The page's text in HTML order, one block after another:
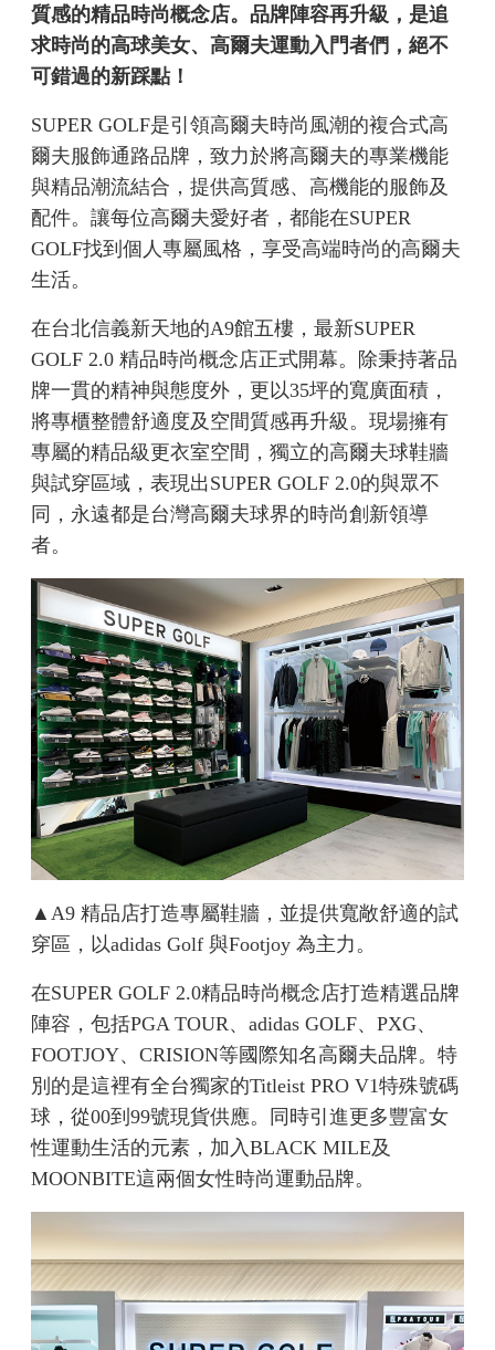
質感的精品時尚概念店。品牌陣容再升級，是追
求時尚的高球美女、高爾夫運動入門者們，絕不
可錯過的新踩點！
SUPER GOLF是引領高爾夫時尚風潮的複合式高
爾夫服飾通路品牌，致力於將高爾夫的專業機能
與精品潮流結合，提供高質感、高機能的服飾及
配件。讓每位高爾夫愛好者，都能在SUPER
GOLF找到個人專屬風格，享受高端時尚的高爾夫
生活。
在台北信義新天地的A9館五樓，最新SUPER
GOLF 2.0 精品時尚概念店正式開幕。除秉持著品
牌一貫的精神與態度外，更以35坪的寬廣面積，
將專櫃整體舒適度及空間質感再升級。現場擁有
專屬的精品級更衣室空間，獨立的高爾夫球鞋牆
與試穿區域，表現出SUPER GOLF 2.0的與眾不
同，永遠都是台灣高爾夫球界的時尚創新領導
者。
▲A9 精品店打造專屬鞋牆，並提供寬敞舒適的試
穿區，以adidas Golf 與Footjoy 為主力。
在SUPER GOLF 2.0精品時尚概念店打造精選品牌
陣容，包括PGA TOUR、adidas GOLF、PXG、
FOOTJOY、CRISION等國際知名高爾夫品牌。特
別的是這裡有全台獨家的Titleist PRO V1特殊號碼
球，從00到99號現貨供應。同時引進更多豐富女
性運動生活的元素，加入BLACK MILE及
MOONBITE這兩個女性時尚運動品牌。